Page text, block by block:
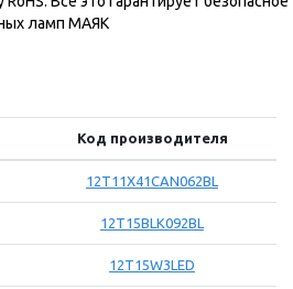
ламп МАЯК
Код производителя
12T11X41CAN062BL
12T15BLK092BL
12T15W3LED